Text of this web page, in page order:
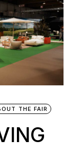
THE FAIR